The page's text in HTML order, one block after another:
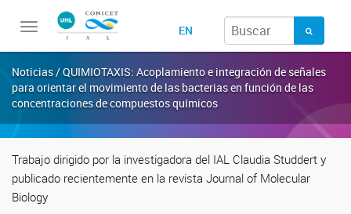
Toggle
EN
Noticias / QUIMIOTAXIS: Acoplamiento e integración de señales
para orientar el movimiento de las bacterias en función de las
concentraciones de compuestos químicos
Trabajo dirigido por la investigadora del IAL Claudia Studdert y
publicado recientemente en la revista Journal of Molecular
Biology